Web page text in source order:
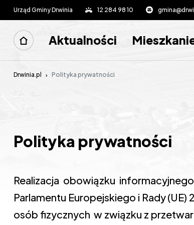
Urząd Gminy Drwinia 12 284 98 10
Aktualności
Drwinia.pl Polityka prywatności
Polityka prywatności
Realizacja obowiązku
Parlamentu Europejskiego i Rady
osób fizycznych w związku z